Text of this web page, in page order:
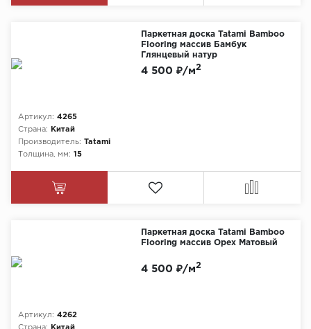
Паркетная доска Tatami Bamboo
Flooring массив Бамбук
Глянцевый натур
Артикул: 4265
Страна:
Китай
Производитель: Tatami
Толщина, мм: 15
4 500 ₽/м2
Паркетная доска Tatami Bamboo
Flooring массив Орех Матовый
Артикул: 4262
4 500 ₽/м2